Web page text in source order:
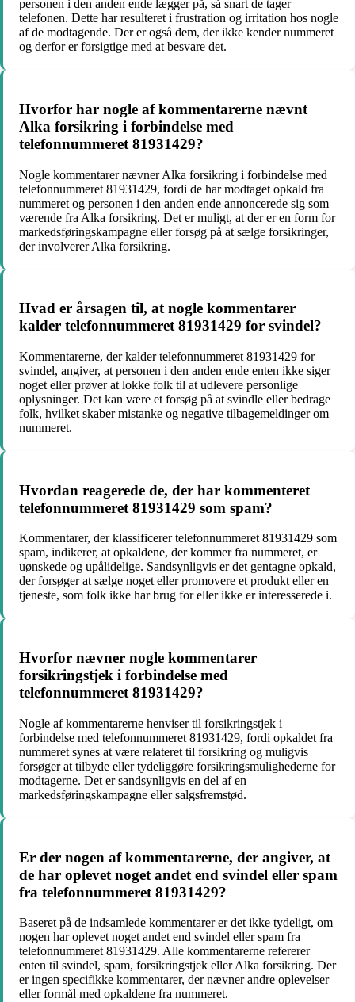
personen i den anden ende lægger på, så snart de tager
telefonen. Dette har resulteret i frustration og irritation hos nogle
af de modtagende. Der er også dem, der ikke kender nummeret
og derfor er forsigtige med at besvare det.
Hvorfor har nogle af kommentarerne nævnt
Alka forsikring i forbindelse med
telefonnummeret 81931429?
Nogle kommentarer nævner Alka forsikring i forbindelse med
telefonnummeret 81931429, fordi de har modtaget opkald fra
nummeret og personen i den anden ende annoncerede sig som
værende fra Alka forsikring. Det er muligt, at der er en form for
markedsføringskampagne eller forsøg på at sælge forsikringer,
der involverer Alka forsikring.
Hvad er årsagen til, at nogle kommentarer
kalder telefonnummeret 81931429 for svindel?
Kommentarerne, der kalder telefonnummeret 81931429 for
svindel, angiver, at personen i den anden ende enten ikke siger
noget eller prøver at lokke folk til at udlevere personlige
oplysninger. Det kan være et forsøg på at svindle eller bedrage
folk, hvilket skaber mistanke og negative tilbagemeldinger om
nummeret.
Hvordan reagerede de, der har kommenteret
telefonnummeret 81931429 som spam?
Kommentarer, der klassificerer telefonnummeret 81931429 som
spam, indikerer, at opkaldene, der kommer fra nummeret, er
uønskede og upålidelige. Sandsynligvis er det gentagne opkald,
der forsøger at sælge noget eller promovere et produkt eller en
tjeneste, som folk ikke har brug for eller ikke er interesserede i.
Hvorfor nævner nogle kommentarer
forsikringstjek i forbindelse med
telefonnummeret 81931429?
Nogle af kommentarerne henviser til forsikringstjek i
forbindelse med telefonnummeret 81931429, fordi opkaldet fra
nummeret synes at være relateret til forsikring og muligvis
forsøger at tilbyde eller tydeliggøre forsikringsmulighederne for
modtagerne. Det er sandsynligvis en del af en
markedsføringskampagne eller salgsfremstød.
Er der nogen af kommentarerne, der angiver, at
de har oplevet noget andet end svindel eller spam
fra telefonnummeret 81931429?
Baseret på de indsamlede kommentarer er det ikke tydeligt, om
nogen har oplevet noget andet end svindel eller spam fra
telefonnummeret 81931429. Alle kommentarerne refererer
enten til svindel, spam, forsikringstjek eller Alka forsikring. Der
er ingen specifikke kommentarer, der nævner andre oplevelser
eller formål med opkaldene fra nummeret.